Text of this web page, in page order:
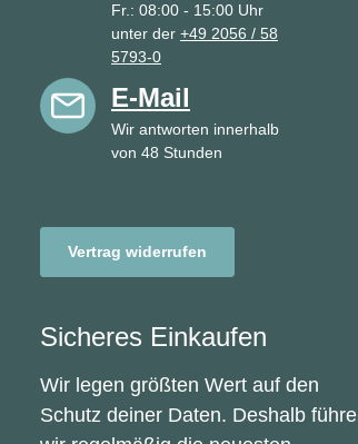
Fr.: 08:00 - 15:00 Uhr
unter der +49 2056 / 58
5793-0
E-Mail
Wir antworten innerhalb
von 48 Stunden
Vertrag widerrufen
Sicheres Einkaufen
Wir legen größten Wert auf den
Schutz deiner Daten. Deshalb